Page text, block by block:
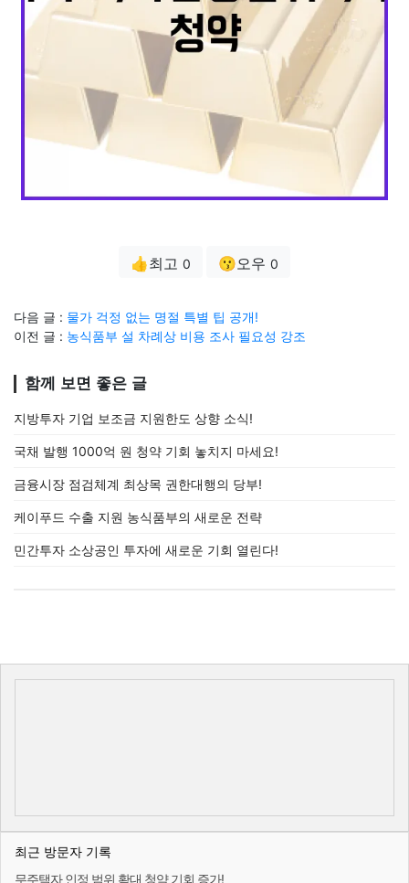
👍최고 0 😗오우 0
다음 글 : 물가 걱정 없는 명절 특별 팁 공개!
이전 글 : 농식품부 설 차례상 비용 조사 필요성 강조
함께 보면 좋은 글
지방투자 기업 보조금 지원한도 상향 소식!
국채 발행 1000억 원 청약 기회 놓치지 마세요!
금융시장 점검체계 최상목 권한대행의 당부!
케이푸드 수출 지원 농식품부의 새로운 전략
민간투자 소상공인 투자에 새로운 기회 열린다!
최근 방문자 기록
무주택자 인정 범위 확대 청약 기회 증가!